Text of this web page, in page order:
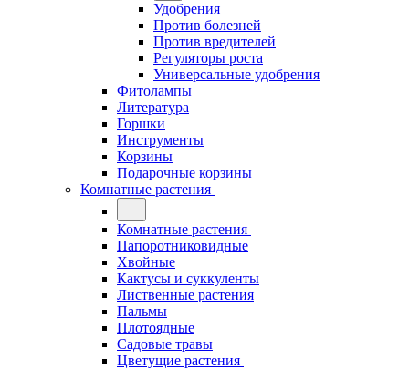
Удобрения
Против болезней
Против вредителей
Регуляторы роста
Универсальные удобрения
Фитолампы
Литература
Горшки
Инструменты
Корзины
Подарочные корзины
Комнатные растения
Комнатные растения
Папоротниковидные
Хвойные
Кактусы и суккуленты
Лиственные растения
Пальмы
Плотоядные
Садовые травы
Цветущие растения